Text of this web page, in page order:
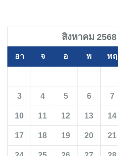
สิงหาคม 2568
อา จ อ พ พฤ
3 4 5 6 7
10 11 12 13 14
17 18 19 20 21